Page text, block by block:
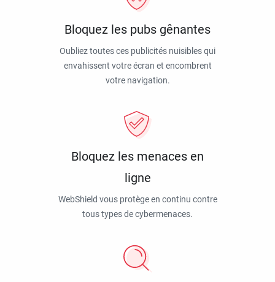
Bloquez les pubs gênantes
Oubliez toutes ces publicités nuisibles qui
envahissent votre écran et encombrent
votre navigation.
Bloquez les menaces en
ligne
WebShield vous protège en continu contre
tous types de cybermenaces.